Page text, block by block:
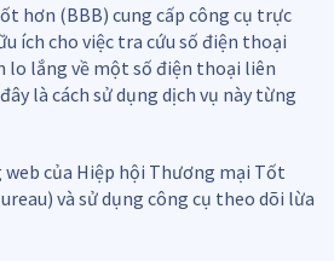
hơn (BBB) cung cấp công cụ trực
ích cho việc tra cứu số điện thoại
lo lắng về một số điện thoại liên
là cách sử dụng dịch vụ này từng
web của Hiệp hội Thương mại Tốt
và sử dụng công cụ theo dõi lừa